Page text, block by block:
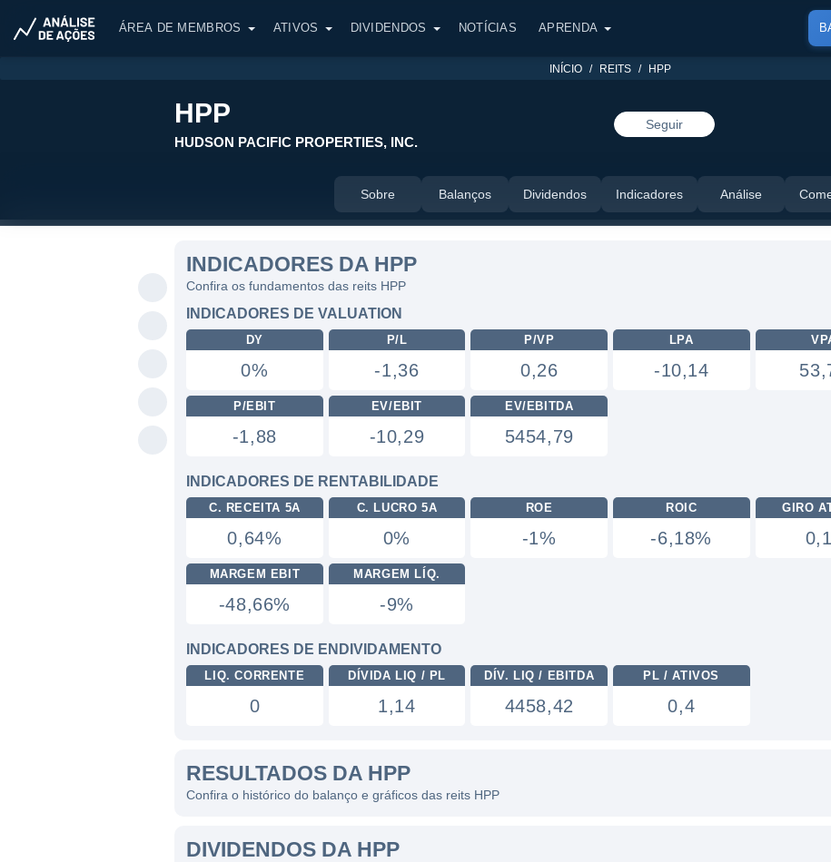
ÁREA DE MEMBROS ATIVOS DIVIDENDOS NOTÍCIAS APRENDA
INÍCIO REITS HPP
HPP
HUDSON PACIFIC PROPERTIES, INC.
Seguir
Sobre Balanços Dividendos Indicadores Análise
INDICADORES DA HPP
Confira os fundamentos das reits HPP
INDICADORES DE VALUATION
DY
0%
P/L
-1,36
P/VP
0,26
LPA
-10,14
P/EBIT
-1,88
EV/EBIT
-10,29
EV/EBITDA
5454,79
INDICADORES DE RENTABILIDADE
C. RECEITA 5A
0,64%
C. LUCRO 5A
0%
ROE
-1%
ROIC
-6,18%
GIRO
MARGEM EBIT
-48,66%
MARGEM LÍQ.
-9%
INDICADORES DE ENDIVIDAMENTO
LIQ. CORRENTE
0
DÍVIDA LIQ / PL
1,14
DÍV. LIQ / EBITDA
4458,42
PL / ATIVOS
0,4
RESULTADOS DA HPP
Confira o histórico do balanço e gráficos das reits HPP
DIVIDENDOS DA HPP